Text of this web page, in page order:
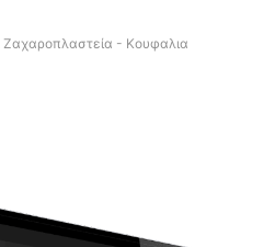
Ζαχαροπλαστεία - Κουφαλια